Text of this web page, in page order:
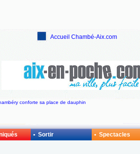
conforte sa place de dauphin
Accueil Chambé-Aix.com
• Sortir • Spectacles